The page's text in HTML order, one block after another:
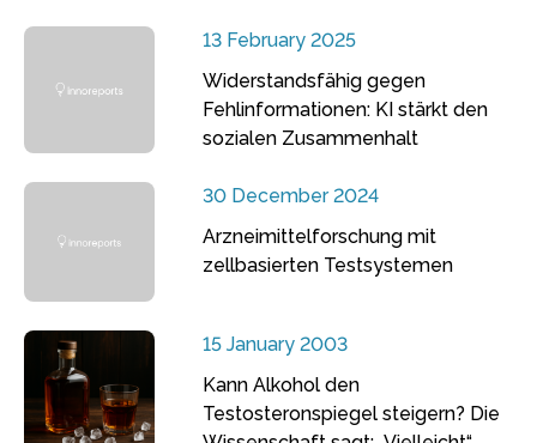
13 February 2025
Widerstandsfähig gegen
Fehlinformationen: KI stärkt den
sozialen Zusammenhalt
30 December 2024
Arzneimittelforschung mit
zellbasierten Testsystemen
15 January 2003
Kann Alkohol den
Testosteronspiegel steigern? Die